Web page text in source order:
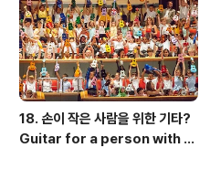
18. 손이 작은 사람을 위한 기타?
Guitar for a person with s